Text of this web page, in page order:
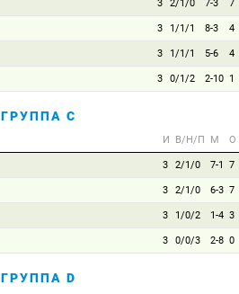
3 2/1/0 7-3 7
3 1/1/1 8-3 4
3 1/1/1 5-6 4
3 0/1/2 2-10 1
ГРУППА C
И В/Н/П М О
3 2/1/0 7-1 7
3 2/1/0 6-3 7
3 1/0/2 1-4 3
3 0/0/3 2-8 0
ГРУППА D